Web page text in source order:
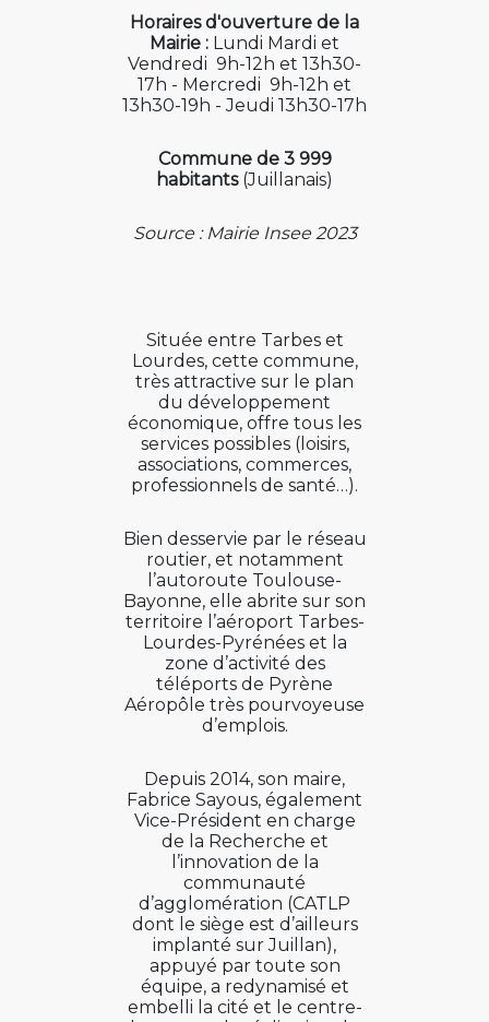
Horaires d'ouverture de la
Mairie : Lundi Mardi et
Vendredi 9h-12h et 13h30-
17h - Mercredi 9h-12h et
13h30-19h - Jeudi 13h30-17h
Commune de 3 999
habitants(Juillanais)
Source : Mairie Insee 2023
Située entre Tarbes et
Lourdes, cette commune,
très attractive sur le plan
du développement
économique, offre tous les
services possibles (loisirs,
associations, commerces,
professionnels de santé…).
Bien desservie par le réseau
routier, et notamment
l’autoroute Toulouse-
Bayonne, elle abrite sur son
territoire l’aéroport Tarbes-
Lourdes-Pyrénées et la
zone d’activité des
téléports de Pyrène
Aéropôle très pourvoyeuse
d’emplois.
Depuis 2014, son maire,
Fabrice Sayous, également
Vice-Président en charge
de la Recherche et
l’innovation de la
communauté
d’agglomération (CATLP
dont le siège est d’ailleurs
implanté sur Juillan),
appuyé par toute son
équipe, a redynamisé et
embelli la cité et le centre-